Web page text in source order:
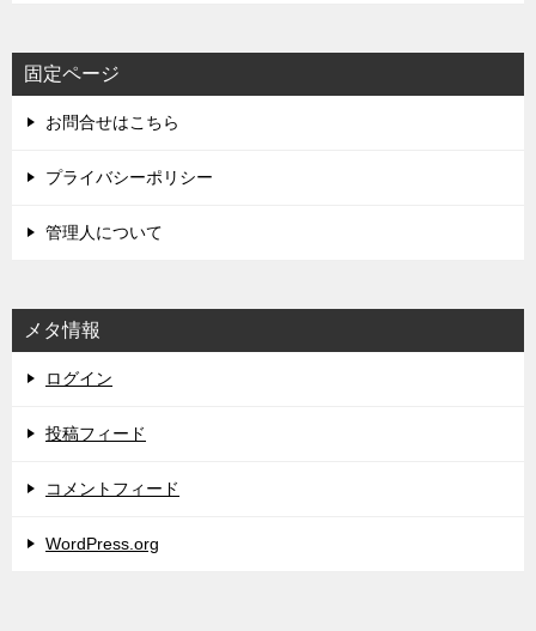
固定ページ
お問合せはこちら
プライバシーポリシー
管理人について
メタ情報
ログイン
投稿フィード
コメントフィード
WordPress.org